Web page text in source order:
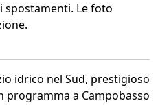
spostamenti. Le foto
idrico nel Sud, prestigioso
programma a Campobasso